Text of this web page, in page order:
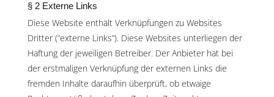
§ 2 Externe Links
Diese Website enthält Verknüpfungen zu Websites
Dritter (“externe Links”). Diese Websites unterliegen der
Haftung der jeweiligen Betreiber. Der Anbieter hat bei
der erstmaligen Verknüpfung der externen Links die
fremden Inhalte daraufhin überprüft, ob etwaige